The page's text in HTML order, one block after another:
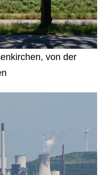
von der